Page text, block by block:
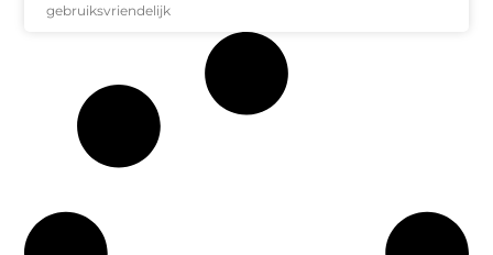
gebruiksvriendelijk